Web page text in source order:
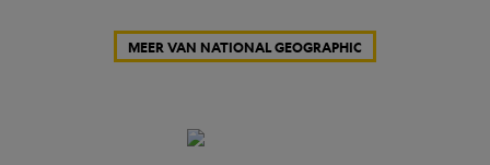
MEER VAN NATIONAL GEOGRAPHIC